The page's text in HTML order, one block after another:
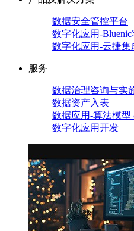
数据安全管控平台
数字化应用-
数字化应用-云捷集
服务
数据治理咨询与实
数据资产入表
数据应用-算法模型
数字化应用开发